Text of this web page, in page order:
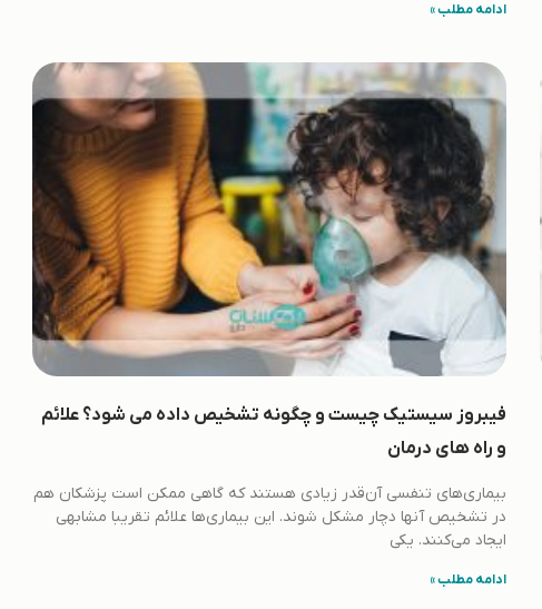
ادامه مطلب »
فیبروز سیستیک چیست و چگونه تشخیص داده می شود؟ علائم
و راه های درمان
بیماری‌های تنفسی آن‌قدر زیادی هستند که گاهی ممکن است پزشکان هم
در تشخیص آنها دچار مشکل شوند. این بیماری‌ها علائم تقریبا مشابهی
ایجاد می‌کنند. یکی
ادامه مطلب »